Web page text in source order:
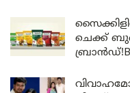
ചെക്ക്